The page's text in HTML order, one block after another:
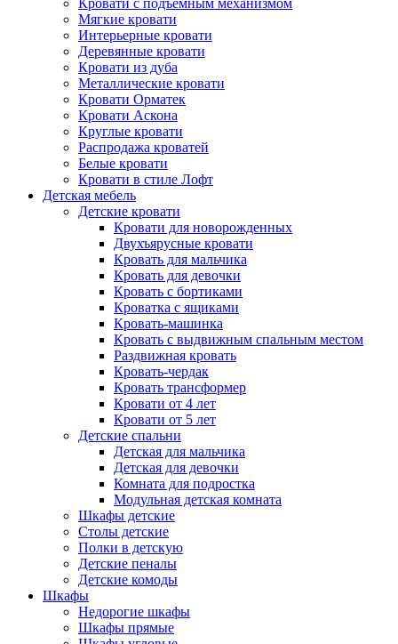
Кровати с подъемным механизмом
Мягкие кровати
Интерьерные кровати
Деревянные кровати
Кровати из дуба
Металлические кровати
Кровати Орматек
Кровати Аскона
Круглые кровати
Распродажа кроватей
Белые кровати
Кровати в стиле Лофт
Детская мебель
Детские кровати
Кровати для новорожденных
Двухъярусные кровати
Кровать для мальчика
Кровать для девочки
Кровать с бортиками
Кроватка с ящиками
Кровать-машинка
Кровать с выдвижным спальным местом
Раздвижная кровать
Кровать-чердак
Кровать трансформер
Кровати от 4 лет
Кровати от 5 лет
Детские спальни
Детская для мальчика
Детская для девочки
Комната для подростка
Модульная детская комната
Шкафы детские
Столы детские
Полки в детскую
Детские пеналы
Детские комоды
Шкафы
Недорогие шкафы
Шкафы прямые